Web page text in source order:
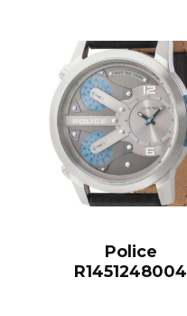
Police
R1451248004